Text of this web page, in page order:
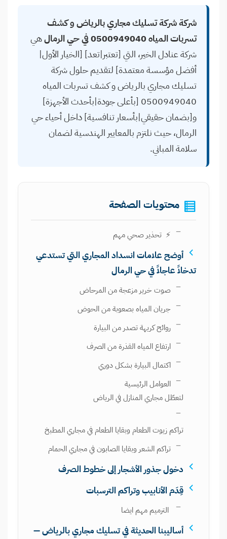
شركة شركة تسليك مجاري بالرياض و كشف
تسربات المياه 0500949040 في حي الرمال
هي
شركة عنادل الخير، التي [تعتبر|تعد] [الخيار الأول|
أفضل مؤسسة معتمدة] لتقديم حلول شركة
تسليك مجاري بالرياض و كشف تسربات المياه
0500949040 [بأعلى جودة|بأحدث الأجهزة]
و[بضمان حقيقي|بأسعار تنافسية] داخل أحياء حي
الرمال، حيث نلتزم بالمعايير الهندسية لضمان
سلامة المباني.
محتويات الصفحة
⚡ تحذير صحي مهم
أوضح علامات انسداد المجاري التي تستدعي
تدخلاً عاجلاً في حي الرمال
صوت خرير مزعجة من المرحاض
جريان المياه بصعوبة من الحوض
روائح كريهة تصدر من البيارة
ارتفاع المياه القذرة من الصرف
اكتمال البيارة بشكل دوري
العوامل الرئيسية
لتعطّل مجاري المنازل في الرياض
تراكم زيوت الطعام وبقايا الطعام في مجاري المطبخ
تراكم الشعر وبقايا الصابون في مجاري الحمام
دخول جذور الأشجار إلى خطوط الصرف
قِدَم الأنابيب وتراكم الترسبات
الترميم مهم ايضا
أساليبنا الحديثة في تسليك مجاري بالرياض —